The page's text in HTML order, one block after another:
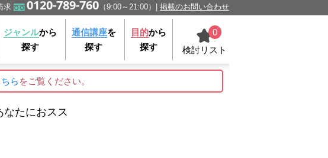
求 0120-789-760 （9:00～21:00） 掲載のお問い合わせ
ジャンルから
探す
通信講座を
探す
目的から
探す
0
検討リスト
ら をご覧ください。
たにおスス